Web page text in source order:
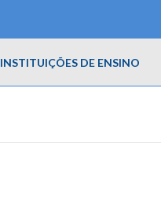
INSTITUIÇÕES DE ENSINO